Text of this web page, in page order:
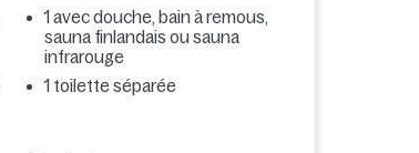
1 avec douche, bain à remous,
sauna finlandais ou sauna
infrarouge
1 toilette séparée